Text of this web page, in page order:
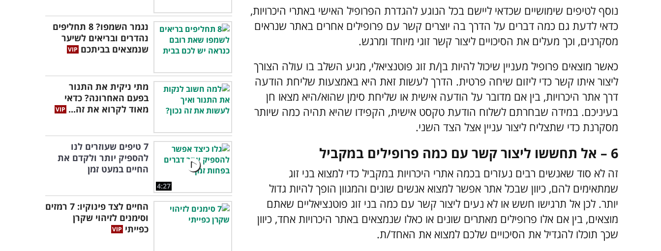
נוסף לטיפים שימושיים שכדאי ליישם בכל הנוגע להגדרת הפרופיל האישי באתרי היכרויות,
כדאי לדעת גם כמה דברים על הדרך בה יוצרים קשר עם פרופילים אחרים באתר שנראים
מסקרנים, וכך מעלים את הסיכויים ליצור קשר זוגי מיוחד ומרגש.
כאשר מוצאים פרופיל מעניין שיכול להיות בן/ת זוג פוטנציאלי, מגיע השלב בו עולה הצורך
ליצור איתו קשר כדי ליזום שיחה פרטית. הדרך לעשות זאת היא באמצעות שליחת הודעה
דרך אתר היכרויות, בין אם מדובר על הודעה אישית או שליחת סימן שהוא/היא מצאו חן
בעיניכם. במידה שבחרתם לשלוח הודעת טקסט אישית, הקפידו שהיא תהיה כמה שיותר
מסקרנת כדי שתצליח ליצור עניין אצל הצד השני.
6 – אל תחששו ליצור קשר עם כמה פרופילים במקביל
זה לא סוד שאנשים רבים נעזרים בכמה אתרי היכרויות במקביל כדי למצוא בני זוג
שמתאימים להם, כיוון שבכל אתר אפשר למצוא אנשים שונים והמגוון הופך להיות גדול
יותר. לכן אל תרגישו חשש או לא נעים ליצור קשר עם כמה בני זוג פוטנציאליים שאתם
מוצאים, בין אם אלו פרופילים מאתרים שונים או כאלו שנמצאים באתר היכרויות אחד, כיוון
שכך תוכלו להגדיל את הסיכויים שלכם למצוא את האחד/ת.
נגמר השמפו? 8 תחליפים
נהדרים ובריאים לשיער
שנמצאים בביתכם
מתי ניקית את התנור
בפעם האחרונה? כדאי
מאוד לקרוא את זה...
4:27
7 טיפים שעוזרים לנו
להספיק יותר ולקדם את
החיים במעט זמן
החיים לצד פינוקיו: 7 רמזים
וסימנים לזיהוי שקרן
כפייתי